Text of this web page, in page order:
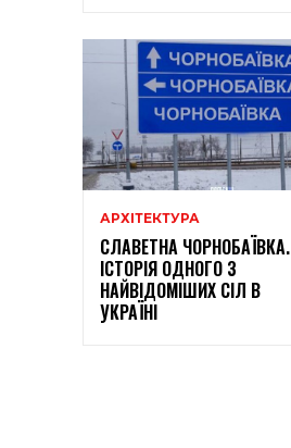
АРХІТЕКТУРА
СЛАВЕТНА ЧОРНОБАЇВКА.
ІСТОРІЯ ОДНОГО З
НАЙВІДОМІШИХ СІЛ В
УКРАЇНІ